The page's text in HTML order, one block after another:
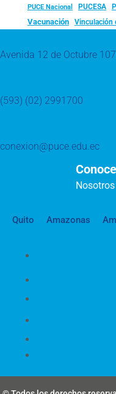
PUCE Nacional PUCESA
Vacunación
Vinculación
Avenida 12 de Octubre
(593) (02) 2991700
conexion@puce.edu.ec
Nosotros
Quito Amazonas